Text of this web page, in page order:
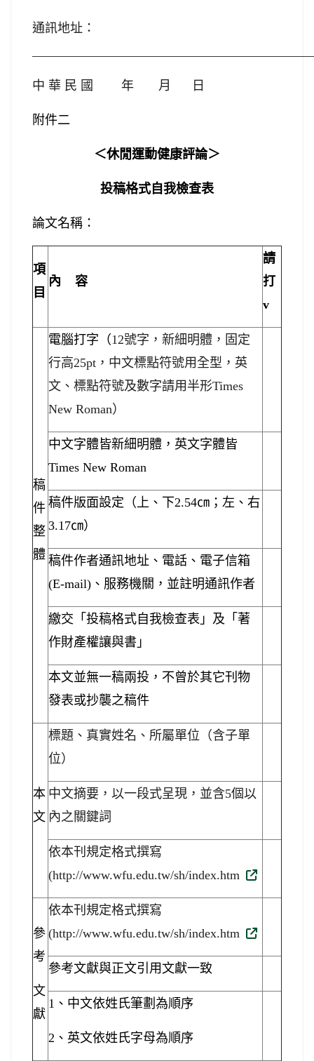
通訊地址：
中 華 民 國 年 月 日
附件二
＜休閒運動健康評論＞
投稿格式自我檢查表
論文名稱：
項
目
內 容
請
打
v
稿
件
整
體
電腦打字（12號字，新細明體，固定
行高25pt ，中文標點符號用全型， 英
文、標點符號及數字請用半形Times
New Roman）
中文字體皆新細明體，英文字體皆
Times New Roman
稿件版面設定（上、下2.54㎝；左、右
3.17㎝）
稿件作者通訊地址、電話、電子信箱
(E-mail) 、服務機關，並註明通訊作者
繳交「投稿格式自我檢查表」及「著
作財產權讓與書」
本文並無一稿兩投，不曾於其它刊物
發表或抄襲之稿件
本
文
標題、真實姓名、所屬單位（含子單
位）
中文摘要，以一段式呈現，並含5個以
內之關鍵詞
依本刊規定格式撰寫
(http://www.wfu.edu.tw/sh/index.htm
參
考
文
獻
依本刊規定格式撰寫
(http://www.wfu.edu.tw/sh/index.htm
參考文獻與正文引用文獻一致
1 、中文依姓氏筆劃為順序
2 、英文依姓氏字母為順序